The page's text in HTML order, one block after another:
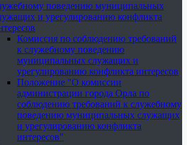
поведению муниципальных
и урегулированию конфликта
Комиссия по соблюдению требований
к служебному поведению
муниципальных служащих и
урегулированию конфликта интересов
Положение "О комиссии
администрации города Орла по
соблюдению требований к служебному
поведению муниципальных служащих
и урегулированию конфликта
интересов"